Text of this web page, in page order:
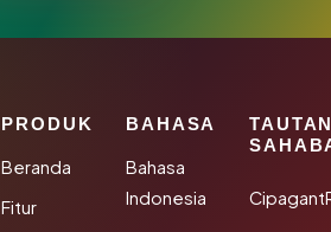
PRODUK
Beranda
Fitur
BAHASA
Bahasa
Indonesia